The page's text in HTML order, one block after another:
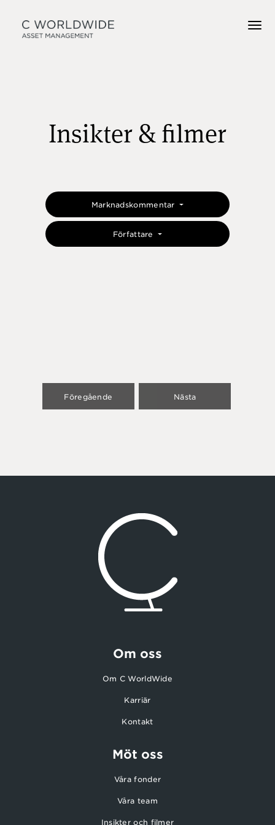
Insikter & filmer
Marknadskommentar
Författare
Föregående Nästa
Om oss
Om C WorldWide
Karriär
Kontakt
Möt oss
Våra fonder
Våra team
Insikter och filmer